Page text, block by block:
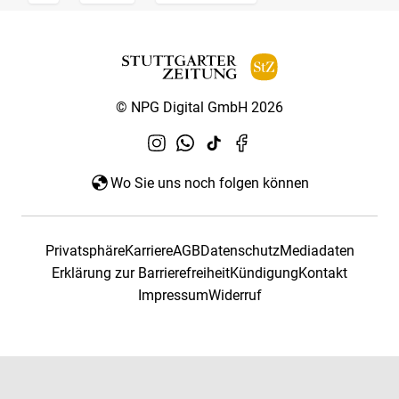
© NPG Digital GmbH 2026
Wo Sie uns noch folgen können
PrivatsphäreKarriereAGBDatenschutzMediadaten
Erklärung zur BarrierefreiheitKündigungKontakt
ImpressumWiderruf